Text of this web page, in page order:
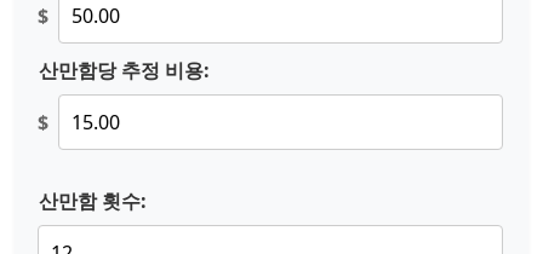
$
산만함당 추정 비용:
$
산만함 횟수: